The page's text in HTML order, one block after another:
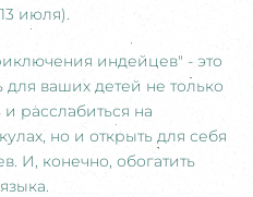
июля).
индейцев" - это
ваших детей не только
расслабиться на
но и открыть для себя
И, конечно, обогатить